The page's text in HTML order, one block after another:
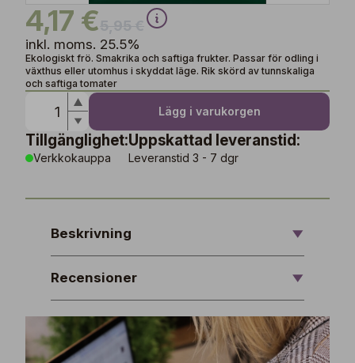
4,17 €
inkl. moms. 25.5%
Ekologiskt frö. Smakrika och saftiga frukter. Passar för odling i
växthus eller utomhus i skyddat läge. Rik skörd av tunnskaliga
och saftiga tomater
Lägg i varukorgen
Tillgänglighet:
Verkkokauppa
Uppskattad leveranstid:
Leveranstid 3 - 7 dgr
Beskrivning
Recensioner